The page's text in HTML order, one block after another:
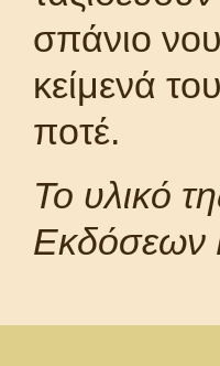
σπάνιο
κείμενά
ποτέ.
Το υλικό
Εκδόσεων